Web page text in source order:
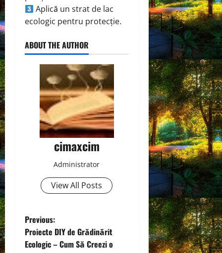
Aplică un strat de lac
ecologic pentru protecție.
ABOUT THE AUTHOR
cimaxcim
Administrator
View All Posts
P
o
Previous:
Proiecte DIY de Grădinărit
Ecologic – Cum Să Creezi o